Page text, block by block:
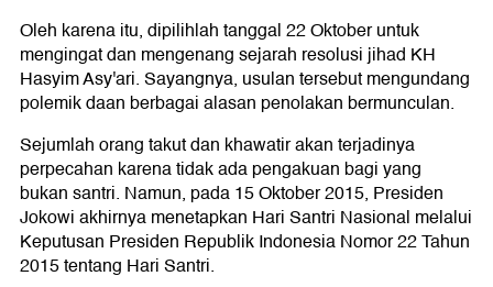
Oleh karena itu, dipilihlah tanggal 22 Oktober untuk
mengingat dan mengenang sejarah resolusi jihad KH
Hasyim Asy'ari. Sayangnya, usulan tersebut mengundang
polemik daan berbagai alasan penolakan bermunculan.
Sejumlah orang takut dan khawatir akan terjadinya
perpecahan karena tidak ada pengakuan bagi yang
bukan santri. Namun, pada 15 Oktober 2015, Presiden
Jokowi akhirnya menetapkan Hari Santri Nasional melalui
Keputusan Presiden Republik Indonesia Nomor 22 Tahun
2015 tentang Hari Santri.